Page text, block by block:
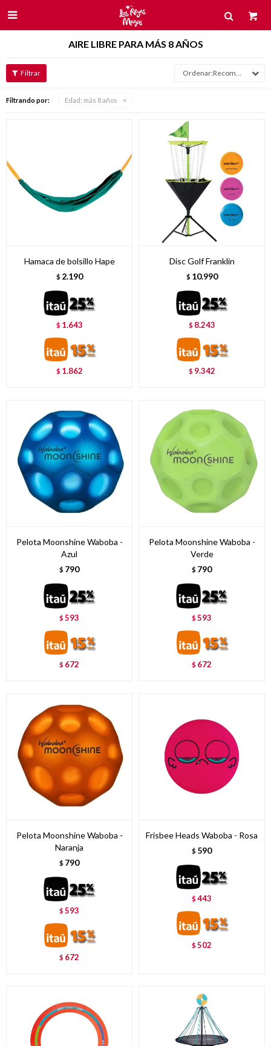

AIRE LIBRE PARA MÁS 8 AÑOS
Recomendados
Filtrando por: Edad: más 8 años
Hamaca de bolsillo Hape
$ 2.190
$ 1.643
$ 1.862
Disc Golf Franklin
$ 10.990
$ 8.243
$ 9.342
Pelota Moonshine Waboba -
Azul
$ 790
$593
$ 672
Pelota Moonshine Waboba -
Verde
$ 790
$593
$ 672
Pelota Moonshine Waboba -
Naranja
$ 790
$593
$ 672
Frisbee Heads Waboba - Rosa
$ 590
$443
$502